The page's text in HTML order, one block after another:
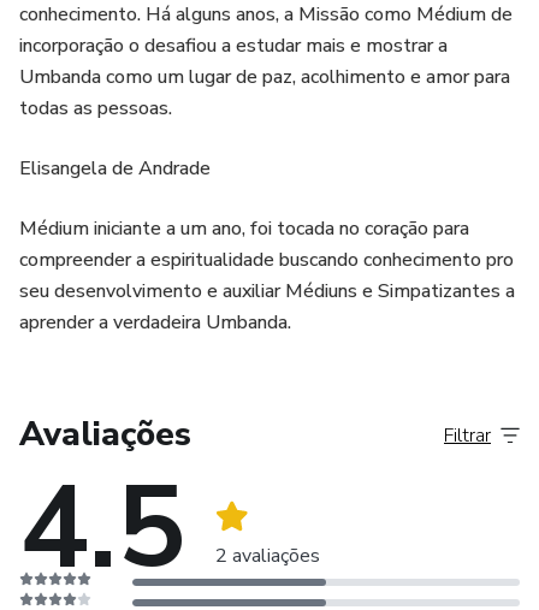
conhecimento. Há alguns anos, a Missão como Médium de
incorporação o desafiou a estudar mais e mostrar a
Umbanda como um lugar de paz, acolhimento e amor para
todas as pessoas.
Elisangela de Andrade
Médium iniciante a um ano, foi tocada no coração para
compreender a espiritualidade buscando conhecimento pro
seu desenvolvimento e auxiliar Médiuns e Simpatizantes a
aprender a verdadeira Umbanda.
Avaliações
4.5 2 avaliações
Filtrar